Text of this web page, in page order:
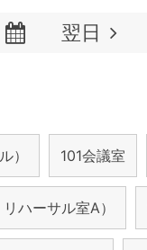
 翌日
） 101会議室
ハーサル室A）